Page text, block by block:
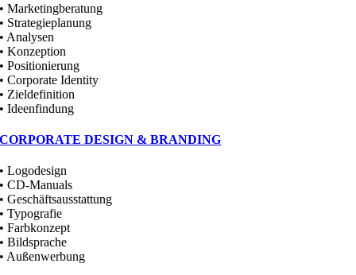
• Marketingberatung
• Strategieplanung
• Analysen
• Konzeption
• Positionierung
• Corporate Identity
• Zieldefinition
• Ideenfindung
CORPORATE DESIGN & BRANDING
• Logodesign
• CD-Manuals
• Geschäftsausstattung
• Typografie
• Farbkonzept
• Bildsprache
• Außenwerbung